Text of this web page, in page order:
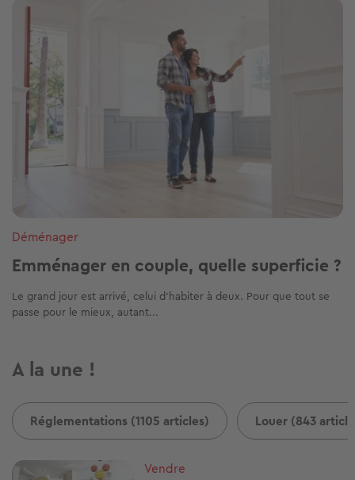
Image
Déménager
Emménager en couple, quelle superficie ?
Le grand jour est arrivé, celui d’habiter à deux. Pour que tout se
passe pour le mieux, autant...
A la une !
Réglementations (1105 articles) Louer (843
Image
Vendre